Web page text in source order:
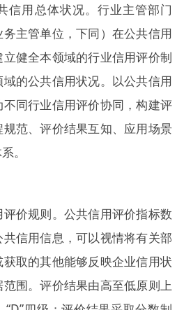
信用总体状况。行业主管部门
务主管单位，下同）在公共信用
健全本领域的行业信用评价制
的公共信用状况。以公共信用
同行业信用评价协同，构建评
范、评价结果互知、应用场景
。
价规则。公共信用评价指标数
信用信息，可以视情将有关部
取的其他能够反映企业信用状
围。评价结果由高至低原则上